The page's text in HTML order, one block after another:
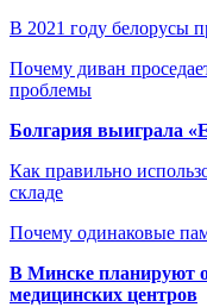
В 2021 году белорусы
Почему диван
проблемы
Болгария выиграла
Как правильно
складе
Почему одинаковые
В Минске планируют
медицинских центров